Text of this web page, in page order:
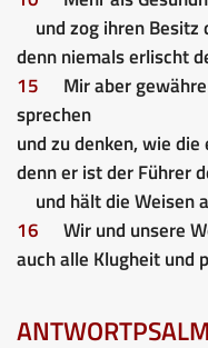
und zog ihren Besitz
denn niemals erlischt
15
Mir aber
sprechen
und zu denken, wie
denn er ist der Führer
und hält die Weisen
16
Wir und unsere
auch alle Klugheit und
ANTWORTPSALM